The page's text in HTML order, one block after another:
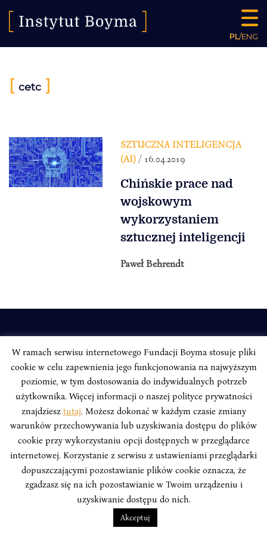
PL/ENG
[ cetc ]
SZTUCZNA INTELIGENCJA
(AI)/ 16.04.2019
Chińskie prace nad
wojskowym
wykorzystaniem
sztucznej inteligencji
Paweł Behrendt
Adres korespondencyjny: ul. Freta 11/5, 00-027 Warszawa
Odwiedź nas w mediach społecznościowych:
INSTYTUT BOYMA. WSZELKIE PRAWA ZASTRZEŻONE.Polityka
Prywatności Serwisu Polityka Prywatności Fundacji
design Beata Świerczyńska , development Alan Głodek
W ramach serwisu internetowego Fundacji Boyma stosuje pliki
cookie w celu zapewnienia jego funkcjonowania na najwyższym
poziomie, w tym dostosowania do indywidualnych potrzeb
użytkownika. Więcej informacji o naszej polityce prywatności
znajdziesz tutaj. Możesz dokonać w każdym czasie zmiany
warunków przechowywania lub uzyskiwania dostępu do plików
cookie przy wykorzystaniu opcji dostępnych w przeglądarce
internetowej. Korzystanie z serwisu z ustawieniami przeglądarki
dopuszczającymi pozostawianie plików cookie oznacza, że
zgadzasz się na ich pozostawianie w Twoim urządzeniu i
uzyskiwanie dostępu do nich.
Akceptuj